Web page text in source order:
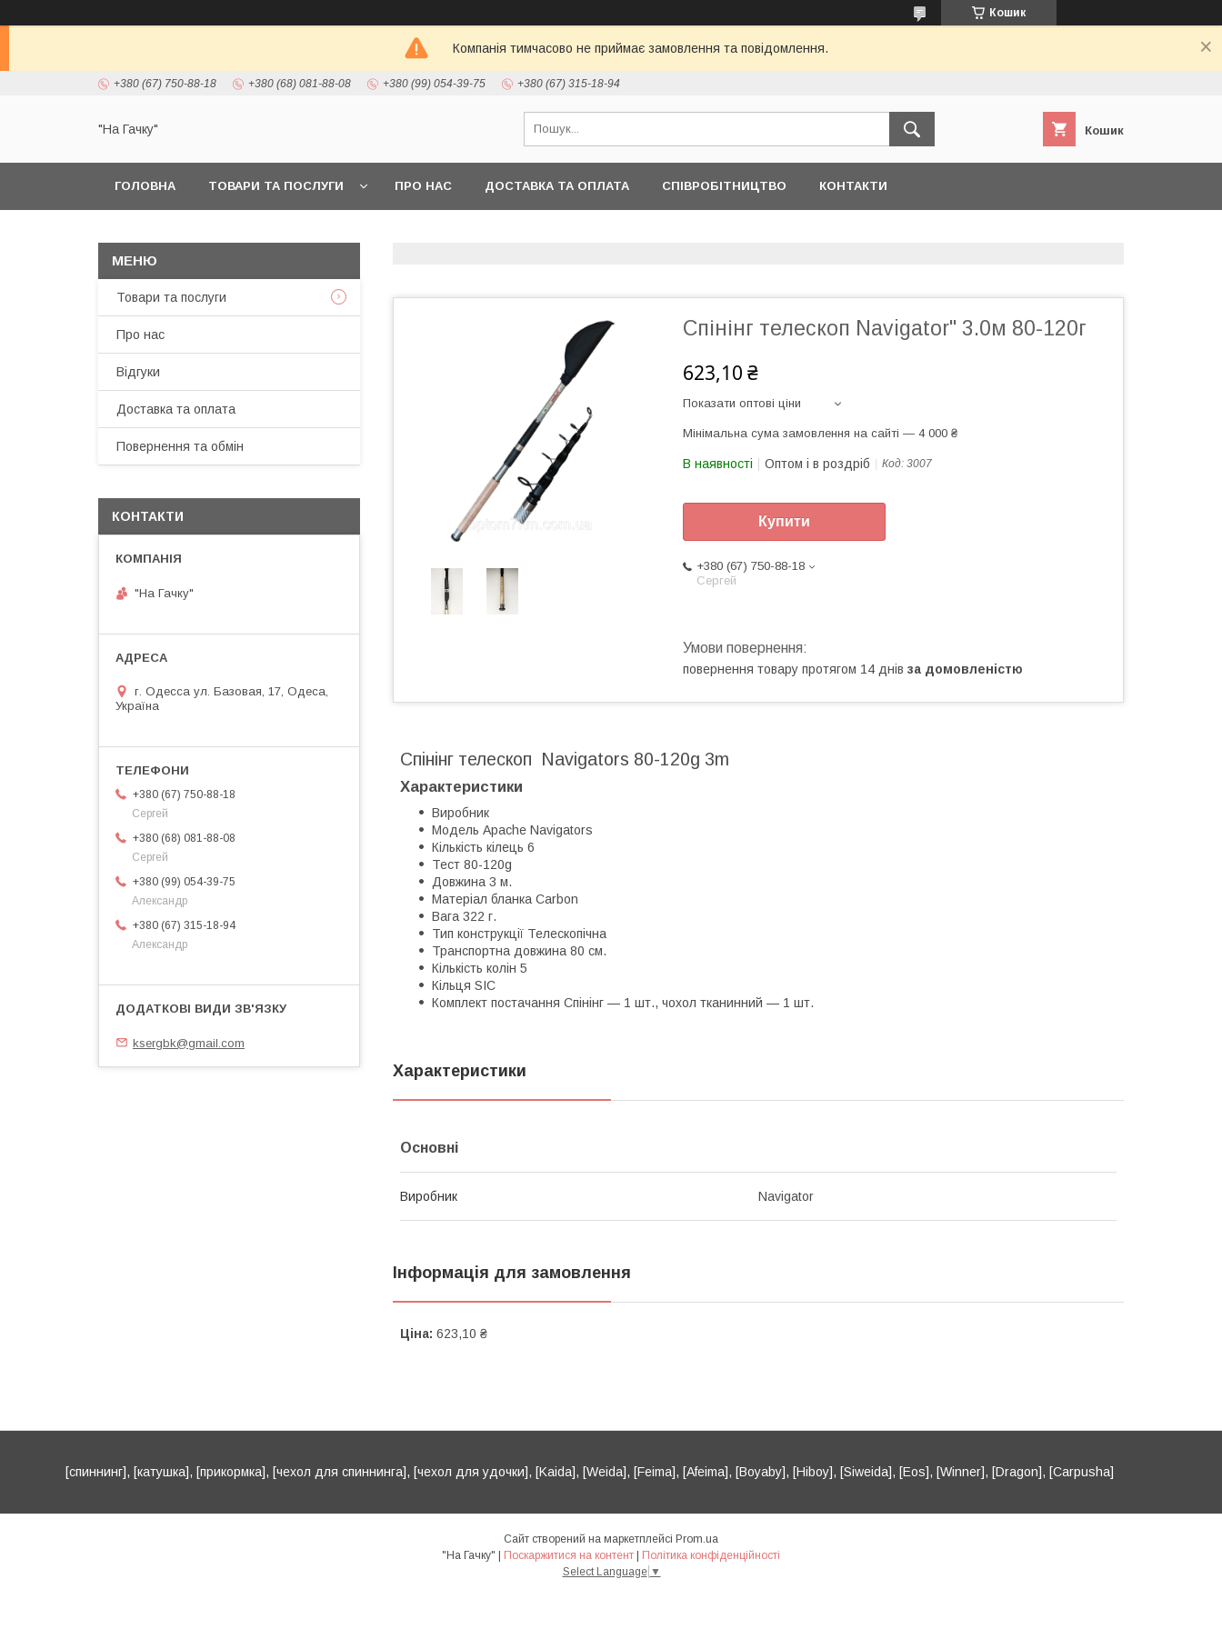
Кошик
Компанія тимчасово не приймає замовлення та повідомлення.
+380 (67) 750-88-18 +380 (68) 081-88-08 +380 (99) 054-39-75 +380 (67) 315-18-94
"На Гачку" Кошик
ГОЛОВНА ТОВАРИ ТА ПОСЛУГИ ПРО НАС ДОСТАВКА ТА ОПЛАТА СПІВРОБІТНИЦТВО КОНТАКТИ
Спінінг телескоп Navigator" 3.0м 80-120г
623,10 ₴
Показати оптові ціни
Мінімальна сума замовлення на сайті — 4 000 ₴
В наявності Оптом і в роздріб Код: 3007
Купити
+380 (67) 750-88-18
Сергей
повернення товару протягом 14 днів за домовленістю
Спінінг телескоп Navigators 80-120g 3m
Характеристики
Виробник
Модель Apache Navigators
Кількість кілець 6
Тест 80-120g
Довжина 3 м.
Матеріал бланка Carbon
Вага 322 г.
Тип конструкції Телескопічна
Транспортна довжина 80 см.
Кількість колін 5
Кільця SIC
Комплект постачання Спінінг — 1 шт., чохол тканинний — 1 шт.
Характеристики
Основні
Виробник Navigator
Інформація для замовлення
Ціна: 623,10 ₴
Товари та послуги
Про нас
Відгуки
Доставка та оплата
Повернення та обмін
КОНТАКТИ
"На Гачку"
г. Одесса ул. Базовая, 17, Одеса,
Україна
+380 (67) 750-88-18
Сергей
+380 (68) 081-88-08
Сергей
+380 (99) 054-39-75
Александр
+380 (67) 315-18-94
Александр
ksergbk@gmail.com
[спиннинг], [катушка], [прикормка], [чехол для спиннинга], [чехол для удочки], [Kaida], [Weida], [Feima], [Afeima], [Boyaby], [Hiboy], [Siweida], [Eos], [Winner], [Dragon], [Carpusha]
Сайт створений на маркетплейсі Prom.ua
"На Гачку" | Поскаржитися на контент | Політика конфіденційності
Select Language ▼